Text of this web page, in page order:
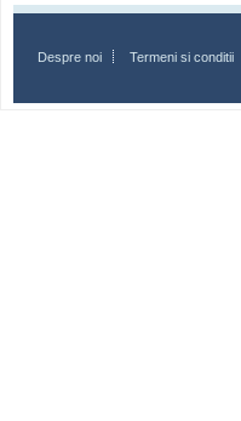
Despre noi Termeni si conditii